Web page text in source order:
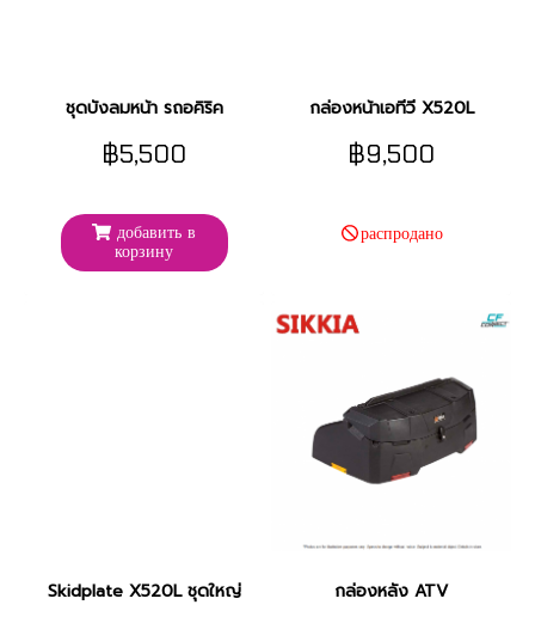
ชุดบังลมหน้า รถอคิริค
฿5,500
добавить в
корзину
กล่องหน้าเอทีวี X520L
฿9,500
распродано
Skidplate X520L ชุดใหญ่ กล่องหลัง ATV